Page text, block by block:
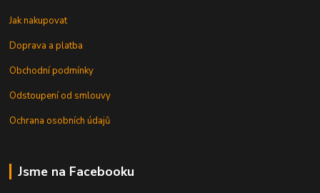
Jak nakupovat
Doprava a platba
Obchodní podmínky
Odstoupení od smlouvy
Ochrana osobních údajů
Jsme na Facebooku